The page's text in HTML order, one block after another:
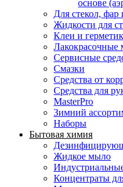
основе
Для стекол, фар
Жидкости для
Клеи и
Лакокрасочные
Сервисные
Смазки
Средства от
Средства для
MasterPro
Зимний
Наборы
Бытовая химия
Жидкое мыло
Концентраты